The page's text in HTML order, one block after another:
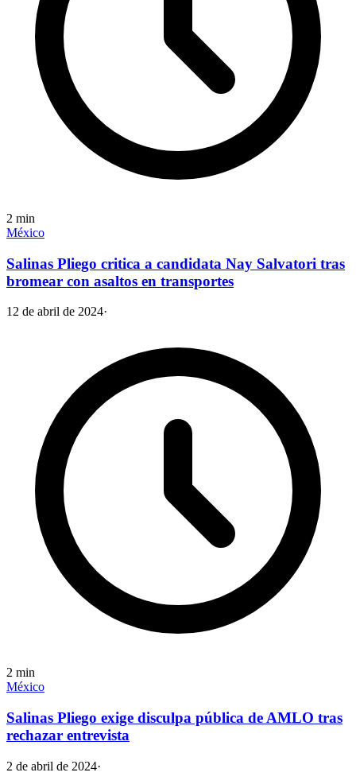
2 min
México
Salinas Pliego critica a candidata Nay Salvatori tras
bromear con asaltos en transportes
12 de abril de 2024·
2 min
México
Salinas Pliego exige disculpa pública de AMLO tras
rechazar entrevista
2 de abril de 2024·